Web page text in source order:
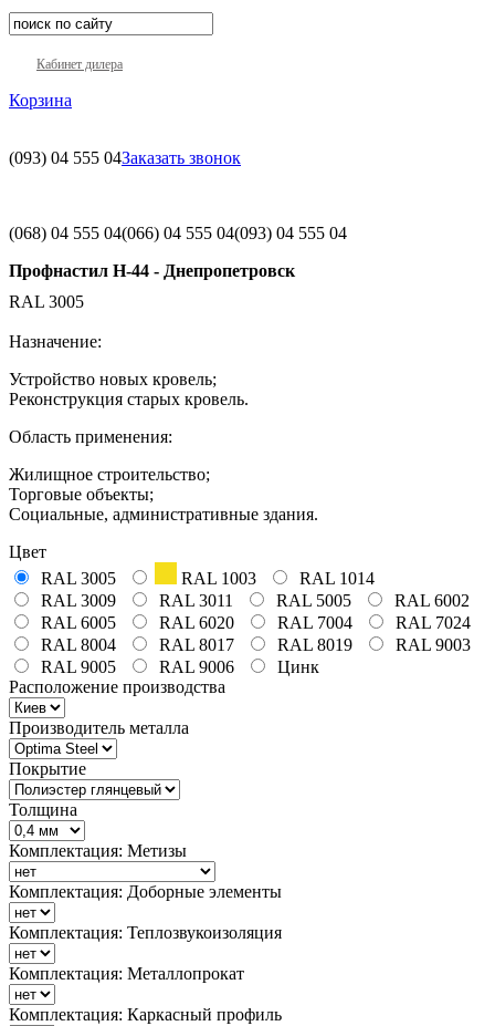
Кабинет дилера
Корзина
(093) 04 555 04Заказать звонок
(068) 04 555 04(066) 04 555 04(093) 04 555 04
Профнастил H-44 - Днепропетровск
RAL 3005
Назначение:
Устройство новых кровель;
Реконструкция старых кровель.
Область применения:
Жилищное строительство;
Торговые объекты;
Социальные, административные здания.
Цвет
RAL 3005
RAL 1003
RAL 1014
RAL 3009
RAL 3011 RAL 5005
RAL 6002
RAL 6005
RAL 6020 RAL 7004
RAL 7024
RAL 8004
RAL 8017 RAL 8019
RAL 9003
RAL 9005
RAL 9006
Цинк
Расположение производства
Производитель металла
Покрытие
Толщина
Комплектация: Метизы
Комплектация: Доборные элементы
Комплектация: Теплозвукоизоляция
Комплектация: Металлопрокат
Комплектация: Каркасный профиль